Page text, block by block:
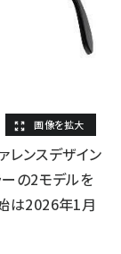
レンスデザイン
ーの2モデルを
は2026年1月